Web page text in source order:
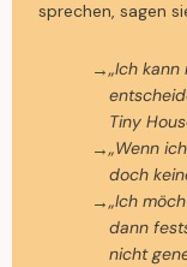
sprechen, sagen
→„Ich
Tiny
→„Wenn
doch
→„Ich
dann
nicht